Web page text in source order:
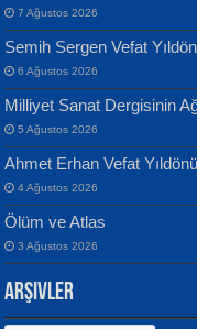
EKREM
İsmail Aydos
İnkisar...
7 Ağustos 2026
Semih Sergen Vefat
6 Ağustos 2026
Milliyet Sanat Dergisinin
5 Ağustos 2026
Ahmet Erhan Vefat
4 Ağustos 2026
Ölüm ve Atlas
3 Ağustos 2026
Arşivler